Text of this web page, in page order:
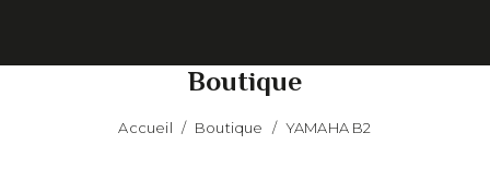
Boutique
Accueil / Boutique / YAMAHA B2